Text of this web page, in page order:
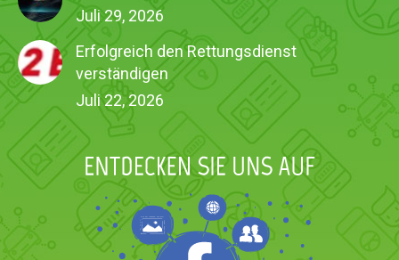
Juli 29, 2026
Erfolgreich den Rettungsdienst
verständigen
Juli 22, 2026